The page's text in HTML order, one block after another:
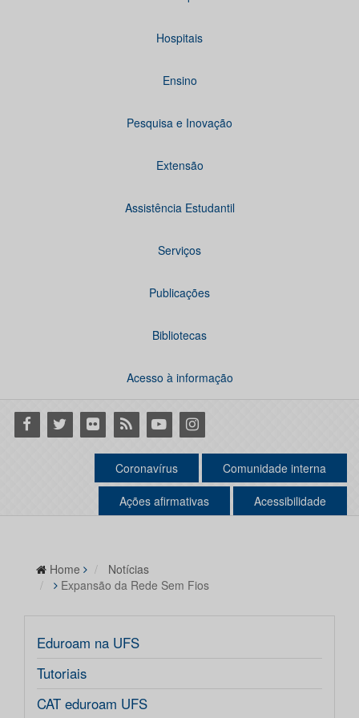
Hospitais
Ensino
Pesquisa e Inovação
Extensão
Assistência Estudantil
Serviços
Publicações
Bibliotecas
Acesso à informação
Facebook
Twitter Flickr RSS YoutubeInstagram
Coronavírus Comunidade interna
Ações afirmativas Acessibilidade
Home
Notícias
Expansão da Rede Sem Fios
Eduroam na UFS
Tutoriais
CAT eduroam UFS